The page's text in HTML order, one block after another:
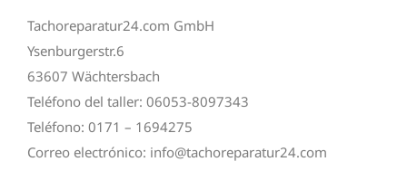
Tachoreparatur24.com GmbH
Ysenburgerstr.6
63607 Wächtersbach
Teléfono del taller: 06053-8097343
Teléfono: 0171 – 1694275
Correo electrónico: info@tachoreparatur24.com